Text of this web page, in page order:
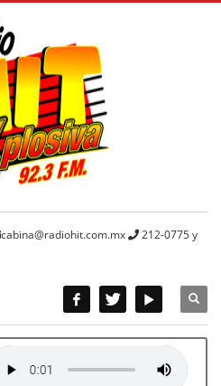
cabina@radiohit.com.mx
212-0775 y